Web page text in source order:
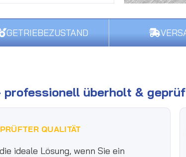
GETRIEBEZUSTAND
überholt &
QUALITÄT
ideale Lösung, wenn Sie ein